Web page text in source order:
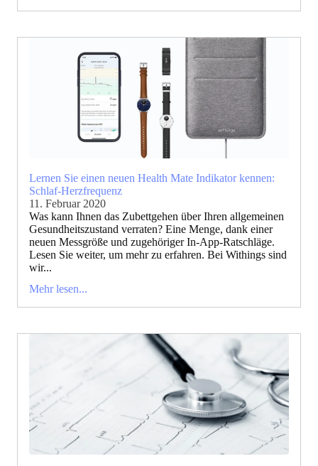
Lernen Sie einen neuen Health Mate Indikator kennen:
Schlaf-Herzfrequenz
11. Februar 2020
Was kann Ihnen das Zubettgehen über Ihren allgemeinen
Gesundheitszustand verraten? Eine Menge, dank einer
neuen Messgröße und zugehöriger In-App-Ratschläge.
Lesen Sie weiter, um mehr zu erfahren. Bei Withings sind
wir...
Mehr lesen...